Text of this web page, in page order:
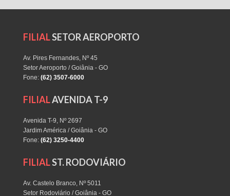
FILIALSETOR AEROPORTO
Av. Pires Fernandes, Nº 45
Setor Aeroporto / Goiânia - GO
Fone: (62) 3507-6000
FILIALAVENIDA T-9
Avenida T-9, Nº 2697
Jardim América / Goiânia - GO
Fone: (62) 3250-4400
FILIALST. RODOVIÁRIO
Av. Castelo Branco, Nº 5011
Setor Rodoviário / Goiânia - GO